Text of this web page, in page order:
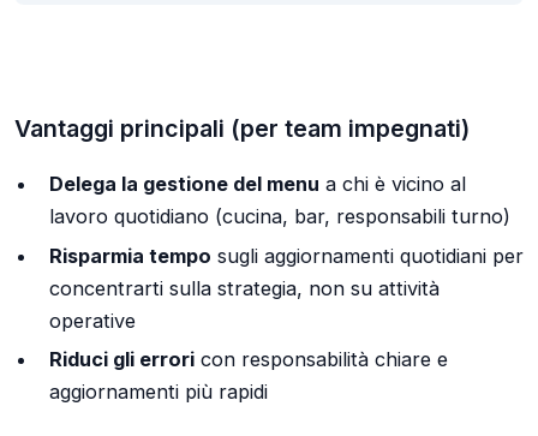
Vantaggi principali (per team impegnati)
Delega la gestione del menu a chi è vicino al
lavoro quotidiano (cucina, bar, responsabili turno)
Risparmia tempo sugli aggiornamenti quotidiani per
concentrarti sulla strategia, non su attività
operative
Riduci gli erroricon responsabilità chiare e
aggiornamenti più rapidi